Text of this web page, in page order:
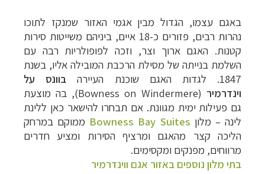
באגם עצמו, הגדול מבין אגמי האזור שמנקז לתוכו
נהרות רבים, פזורים כ-18 איים, ביניהם משייטות סירות
קטנות. האגם ארוך וצר, וזכה לפופולריות רבה עם
השלמת בנייתה של מסילת הרכבת המובילה אליו, בשנת
1847. לגדות האגם שוכנת העיירה
בוונס על
וינדרמיר (
Bowness on Windermere), בה מוצעת
גם פעילות ימית מגוונת. אם תבחרו להישאר כאן ללינת
לינה– מלון Bowness Bay Suites ממוקם במרחק
הליכה קצר מהאגם ומרציף הסירות ומציע חדרים
מרווחים, מפנקים ומקסימים.
בתי מלון נוספים באזור אגם ווינדרמיר